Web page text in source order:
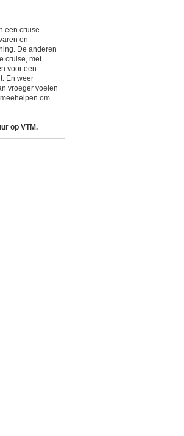
een cruise.
en
De anderen
cruise, met
voor een
En weer
vroeger voelen
om
op VTM.